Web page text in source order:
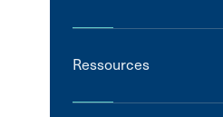
Ressources